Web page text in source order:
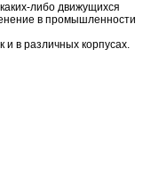
либо движущихся
в промышленности
и в различных корпусах.